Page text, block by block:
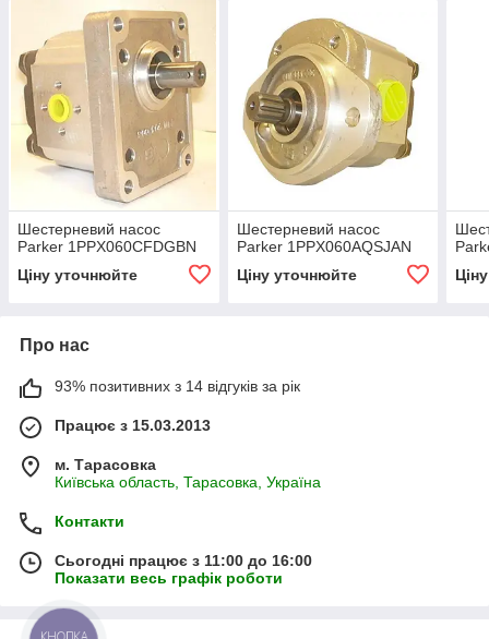
Шестерневий насос
Parker 1PPX060CFDGBN
Ціну уточнюйте
Шестерневий насос
Parker 1PPX060AQSJAN
Ціну уточнюйте
Про нас
93% позитивних з 14 відгуків за рік
Працює з 15.03.2013
м. Тарасовка
Київська область, Тарасовка, Україна
Контакти
Сьогодні працює з 11:00 до 16:00
Показати весь графік роботи